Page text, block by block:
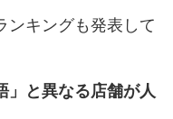
ンキングも発表して
」と異なる店舗が人